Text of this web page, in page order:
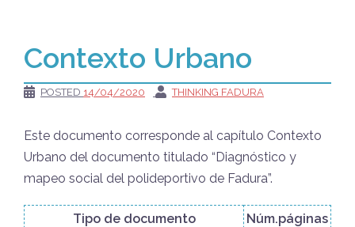
Contexto Urbano
POSTED 14/04/2020 THINKING FADURA
Este documento corresponde al capítulo Contexto
Urbano del documento titulado “Diagnóstico y
mapeo social del polideportivo de Fadura”.
Tipo de documento
Núm.páginas